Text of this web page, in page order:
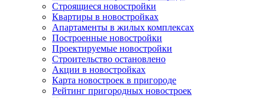
Строящиеся новостройки
Квартиры в новостройках
Апартаменты в жилых комплексах
Построенные новостройки
Проектируемые новостройки
Строительство остановлено
Акции в новостройках
Карта новостроек в пригороде
Рейтинг пригородных новостроек